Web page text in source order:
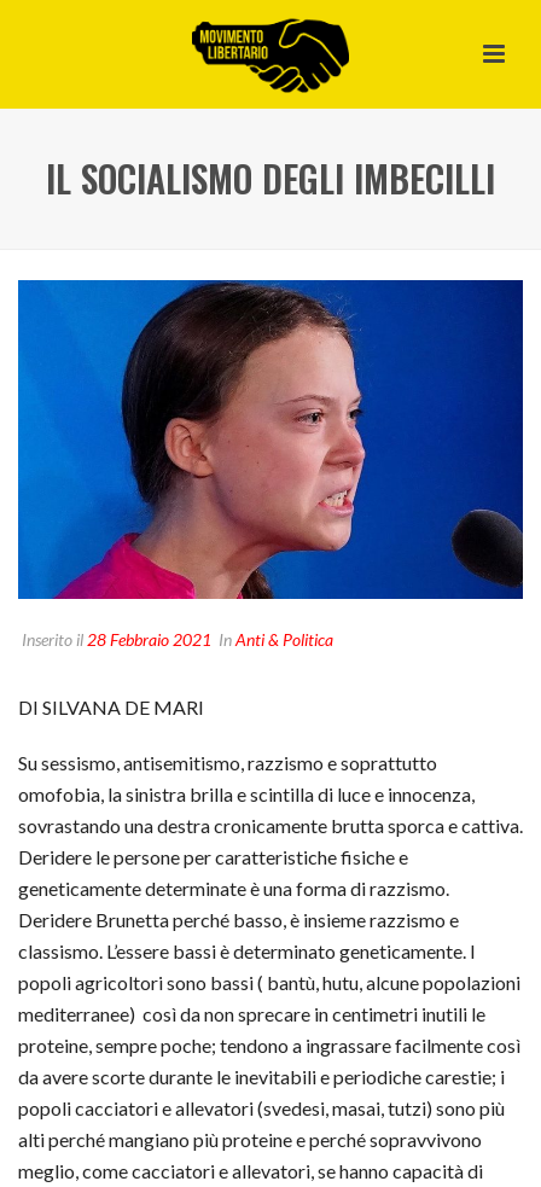
IL SOCIALISMO DEGLI IMBECILLI
Inserito il 28 Febbraio 2021 InAnti & Politica
DI SILVANA DE MARI
Su sessismo, antisemitismo, razzismo e soprattutto
omofobia, la sinistra brilla e scintilla di luce e innocenza,
sovrastando una destra cronicamente brutta sporca e cattiva.
Deridere le persone per caratteristiche fisiche e
geneticamente determinate è una forma di razzismo.
Deridere Brunetta perché basso, è insieme razzismo e
classismo. L’essere bassi è determinato geneticamente. I
popoli agricoltori sono bassi ( bantù, hutu, alcune popolazioni
mediterranee) così da non sprecare in centimetri inutili le
proteine, sempre poche; tendono a ingrassare facilmente così
da avere scorte durante le inevitabili e periodiche carestie; i
popoli cacciatori e allevatori (svedesi, masai, tutzi) sono più
alti perché mangiano più proteine e perché sopravvivono
meglio, come cacciatori e allevatori, se hanno capacità di